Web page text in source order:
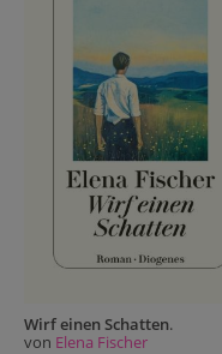
Wirf einen Schatten.
von Elena Fischer